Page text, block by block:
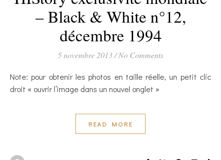
– Black & White n°12,
décembre 1994
5 novembre 2013/ No Comments
Note: pour obtenir les photos en taille réelle, un petit clic
droit « ouvrir l’image dans un nouvel onglet »
READ MORE